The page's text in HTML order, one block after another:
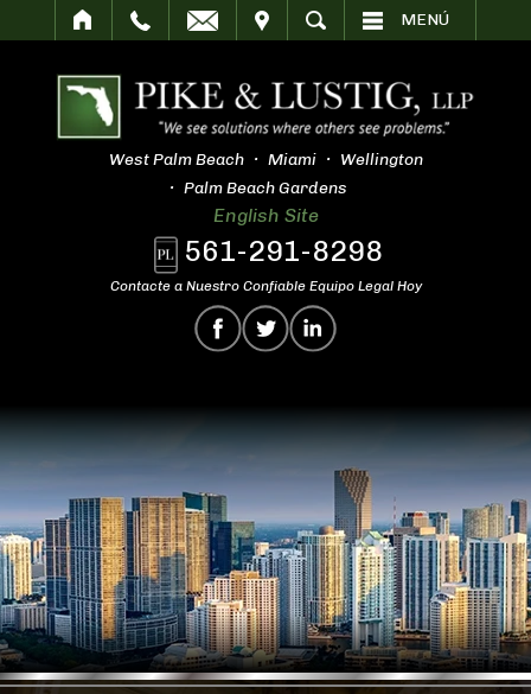
BUSCAR MENÚ
West Palm Beach Miami
Wellington
Palm Beach Gardens
English Site
561-291-8298
Contacte a Nuestro Confiable Equipo Legal Hoy